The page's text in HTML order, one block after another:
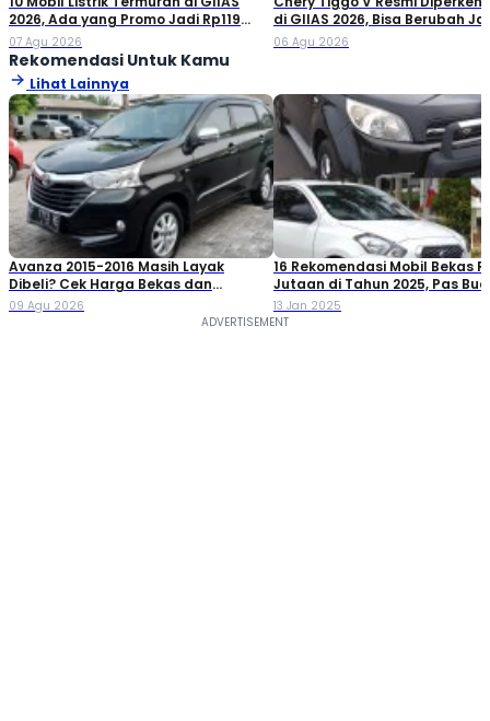
2026, Ada yang Promo Jadi Rp119
Jutaan!
07 Agu 2026
di GIIAS 2026, Bisa Berubah
Double Cabin
06 Agu 2026
Rekomendasi Untuk Kamu
Lihat Lainnya
Avanza 2015-2016 Masih Layak
Dibeli? Cek Harga Bekas dan
Spesifikasinya!
09 Agu 2026
16 Rekomendasi Mobil Bekas
Jutaan di Tahun 2025, Pas
Keluarga!
13 Jan 2025